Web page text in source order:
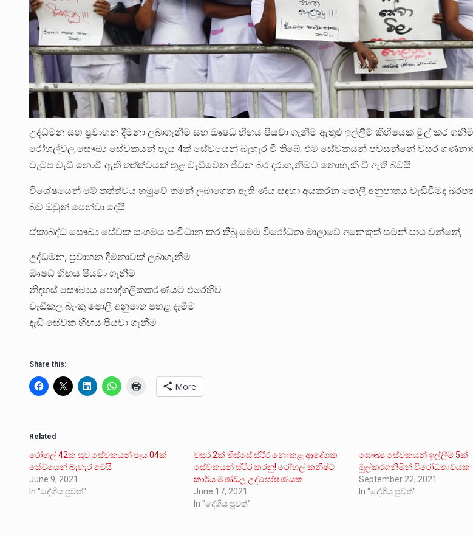
උද්ධමන සහ ප්‍රවාහන දීමනා ලබාගැනීම සහ ඖෂධ හිඟය පියවා ගැනීම ඇතුළු ඉල්ලීම් කිහිපයක් මුල් කර
රෝහල්වල සෞඛ්‍ය සේවකයන් පැය 4ක් සේවයෙන් බැහැර වී තිබේ. එම සේවකයන් පවසන්නේ වසර
වැටුප වැඩි නොවී ඇති තත්ත්වයක් තුළ වැඩිවෙන ජීවන බර දරාගැනීමට නොහැකි වී ඇති බවයි.
විශේෂයෙන් මේ තත්ත්වය හමුවේ තමන් ලබාගෙන ඇති ණය සඳහා අයකරන පොලී අනුපාතය වැඩිවීමද
බව ඔවුන් පෙන්වා දෙයි.
ඒකාබද්ධ සෞඛ්‍ය සේවක සංගමය සංවිධාන කර තිබූ මෙම විරෝධතා මාලාවේ අනෙකුත් සටන් පාඨ වන්නේ,
උද්ධමන, ප්‍රවාහන දීමනාවක් ලබාගැනීම
ඖෂධ හිඟය පියවා ගැනීම
නිදහස් සෞඛ්‍යය පෞද්ගලිකකරණයට එරෙහිව
වැඩිකල බැංකු පොලී අනුපාත පහළ දැමීම
දැඩි සේවක හිඟය පියවා ගැනීම
Share this:
More
Related
රෝහල් 42ක සුව සේවකයන් පැය 04ක්
සේවයෙන් බැහැර වෙයි
June 9, 2021
In "දේශීය පුවත්"
වසර 2ක් තිස්සේ ස්ථිර නොකළ ආදේශක
සේවකයන් ස්ථිර කරනු! රෝහල් කනිෂ්ට
කාර්ය මණ්ඩල උද්ඝෝෂණයක
June 17, 2021
In "දේශීය පුවත්"
සෞඛ්‍ය සේවකයන් ඉල්ලීම් 5ක්
මුල්කරගනිමින් විරෝධතාවයක
September 22, 2021
In "දේශීය පුවත්"